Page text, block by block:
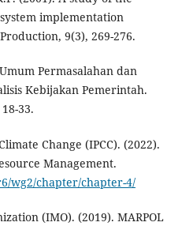
implementation
9(3), 269-276.
Permasalahan dan
Kebijakan Pemerintah.
33.
Change (IPCC). (2022).
Management.
wg2/chapter/chapter-4/
(IMO). (2019). MARPOL